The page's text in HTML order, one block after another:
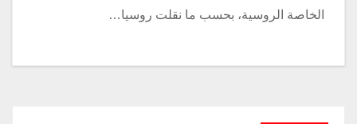
الخاصة الروسية، بحسب ما نقلت روسيا…